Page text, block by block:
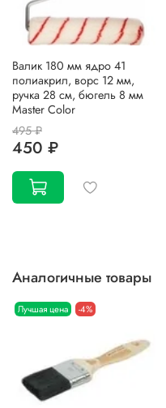
Валик 180 мм ядро 41
полиакрил, ворс 12 мм,
ручка 28 см, бюгель 8 мм
Master Color
495 ₽
450 ₽
Аналогичные товары
Лучшая цена -4%